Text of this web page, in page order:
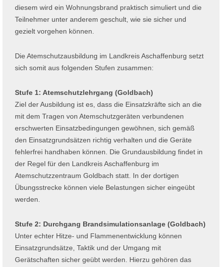
diesem wird ein Wohnungsbrand praktisch simuliert und die
Teilnehmer unter anderem geschult, wie sie sicher und
gezielt vorgehen können.
Die Atemschutzausbildung im Landkreis Aschaffenburg setzt
sich somit aus folgenden Stufen zusammen:
Stufe 1: Atemschutzlehrgang (Goldbach)
Ziel der Ausbildung ist es, dass die Einsatzkräfte sich an die
mit dem Tragen von Atemschutzgeräten verbundenen
erschwerten Einsatzbedingungen gewöhnen, sich gemäß
den Einsatzgrundsätzen richtig verhalten und die Geräte
fehlerfrei handhaben können. Die Grundausbildung findet in
der Regel für den Landkreis Aschaffenburg im
Atemschutzzentraum Goldbach statt. In der dortigen
Übungsstrecke können viele Belastungen sicher eingeübt
werden.
Stufe 2: Durchgang Brandsimulationsanlage (Goldbach)
Unter echter Hitze- und Flammenentwicklung können
Einsatzgrundsätze, Taktik und der Umgang mit
Gerätschaften sicher geübt werden. Hierzu gehören das